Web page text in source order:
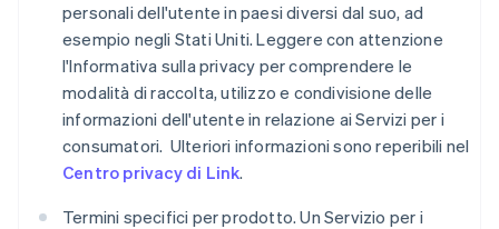
personali dell'utente in paesi diversi dal suo, ad
esempio negli Stati Uniti. Leggere con attenzione
l'Informativa sulla privacy per comprendere le
modalità di raccolta, utilizzo e condivisione delle
informazioni dell'utente in relazione ai Servizi per i
consumatori. Ulteriori informazioni sono reperibili nel
Centro privacy di Link.
Termini specifici per prodotto. Un Servizio per i